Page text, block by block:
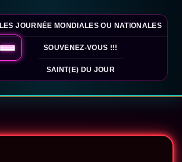
LES JOURNÉE MONDIALES OU NATIONALES
SOUVENEZ-VOUS !!!
SAINT(E) DU JOUR